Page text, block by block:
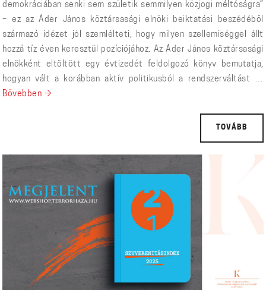
demokráciában senki sem születik semmilyen közjogi méltóságra”
– ez az Áder János köztársasági elnöki beiktatási beszédéből
származó idézet jól szemlélteti, hogy milyen szellemiséggel állt
hozzá tíz éven keresztül pozíciójához. Az Áder János köztársasági
elnökként eltöltött egy évtizedét feldolgozó könyv bemutatja,
hogyan vált a korábban aktív politikusból a rendszerváltást …
Bővebben A haza minden előtt – Áder János tíz elnöki éve
→
TOVÁBB